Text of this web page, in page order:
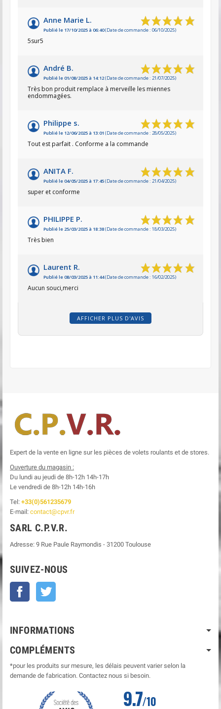
Anne Marie L.
Publié le 17/10/2025 à 06:40(Date de commande : 06/10/2025)
5sur5
André B.
Publié le 01/08/2025 à 14:12(Date de commande : 21/07/2025)
Très bon produit remplace à merveille les miennes
endommagées.
Philippe s.
Publié le 12/06/2025 à 13:01 (Date de commande : 28/05/2025)
Tout est parfait . Conforme a la commande
ANITA F.
Publié le 04/05/2025 à 17:45(Date de commande : 21/04/2025)
super et conforme
PHILIPPE P.
Publié le 25/03/2025 à 18:38(Date de commande : 18/03/2025)
Très bien
Laurent R.
Publié le 08/03/2025 à 11:44(Date de commande : 16/02/2025)
Aucun souci,merci
AFFICHER PLUS D'AVIS
Expert de la vente en ligne sur les pièces de volets roulants et de stores.
Ouverture du magasin :
Du lundi au jeudi de 8h-12h 14h-17h
Le vendredi de 8h-12h 14h-16h
Tel: +33(0)561235679
E-mail: contact@cpvr.fr
SARL C.P.V.R.
Adresse: 9 Rue Paule Raymondis - 31200 Toulouse
SUIVEZ-NOUS
Facebook
INFORMATIONS
COMPLÉMENTS
*pour les produits sur mesure, les délais peuvent varier selon la
demande de fabrication. Contactez nous si besoin.